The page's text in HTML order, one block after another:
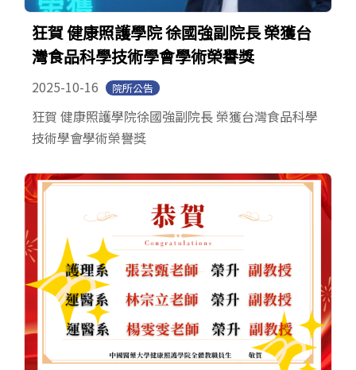
狂賀 健康照護學院 徐國強副院長 榮獲台
灣食品科學技術學會學術榮譽獎
2025-10-16 院所公告
狂賀 健康照護學院徐國強副院長 榮獲台灣食品科學
技術學會學術榮譽獎